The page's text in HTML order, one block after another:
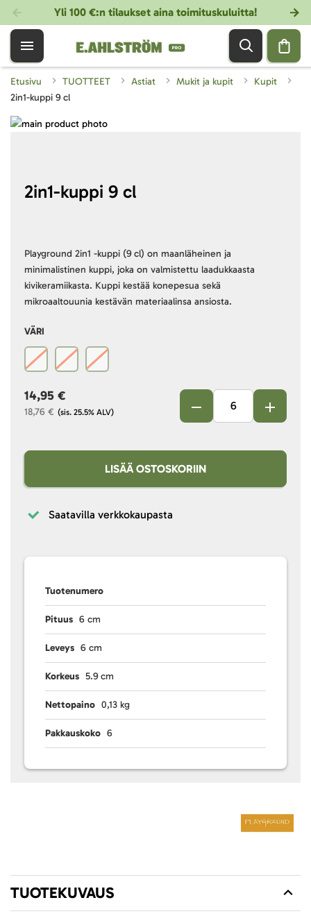
Yli 100 €:n tilaukset aina toimituskuluitta!
Etusivu TUOTTEET Astiat Mukit ja kupit
Kupit
2in1-kuppi 9 cl
2in1-kuppi 9 cl
Playground 2in1 -kuppi (9 cl) on maanläheinen ja
minimalistinen kuppi, joka on valmistettu laadukkaasta
kivikeramiikasta. Kuppi kestää konepesua sekä
mikroaaltouunia kestävän materiaalinsa ansiosta.
VÄRI
(sis. 25.5% ALV)
18,76 €
14,95 €
LISÄÄ OSTOSKORIIN
Saatavilla verkkokaupasta
Tuotenumero
Pituus 6 cm
Leveys 6 cm
Korkeus 5.9 cm
Nettopaino 0,13 kg
Pakkauskoko 6
Skip
beginning
gallery
TUOTEKUVAUS